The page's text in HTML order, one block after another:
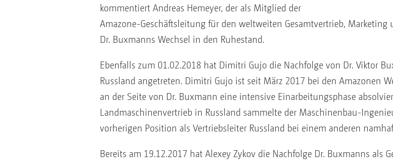
kommentiert Andreas Hemeyer, der als Mitglied der
Amazone-Geschäftsleitung für den weltweiten Gesamtvertrieb,
Dr. Buxmanns Wechsel in den Ruhestand.
Ebenfalls zum 01.02.2018 hat Dimitri Gujo die Nachfolge von Dr. Viktor
Russland angetreten. Dimitri Gujo ist seit März 2017 bei den Amazonen
an der Seite von Dr. Buxmann eine intensive Einarbeitungsphase
Landmaschinenvertrieb in Russland sammelte der Maschinenbau-
vorherigen Position als Vertriebsleiter Russland bei einem anderen
Bereits am 19.12.2017 hat Alexey Zykov die Nachfolge Dr. Buxmanns als